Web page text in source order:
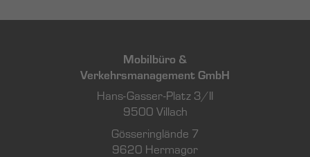
Mobilbüro &
Verkehrsmanagement GmbH
Hans-Gasser-Platz 3/II
9500 Villach
Gösseringlände 7
9620 Hermagor